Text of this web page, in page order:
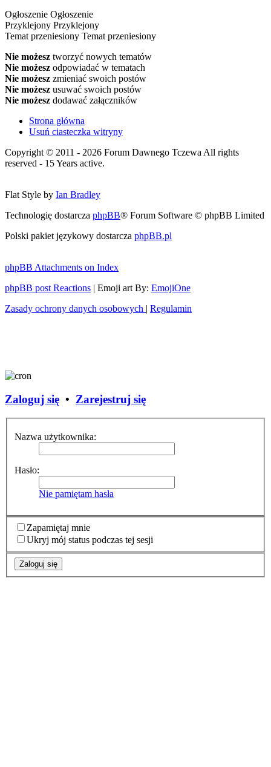
Ogłoszenie Ogłoszenie
Przyklejony Przyklejony
Temat przeniesiony Temat przeniesiony
Nie możesz tworzyć nowych tematów
Nie możesz odpowiadać w tematach
Nie możesz zmieniać swoich postów
Nie możesz usuwać swoich postów
Nie możesz dodawać załączników
Strona główna
Usuń ciasteczka witryny
Copyright © 2011 - 2026 Forum Dawnego Tczewa All rights
reserved - 15 Years active.
Flat Style by Ian Bradley
Technologię dostarcza phpBB® Forum Software © phpBB Limited
Polski pakiet językowy dostarcza phpBB.pl
phpBB Attachments on Index
phpBB post Reactions | Emoji art By: EmojiOne
Zasady ochrony danych osobowych | Regulamin
Zaloguj się • Zarejestruj się
Nazwa użytkownika:
Hasło:
Nie pamiętam hasła
Zapamiętaj mnie
Ukryj mój status podczas tej sesji